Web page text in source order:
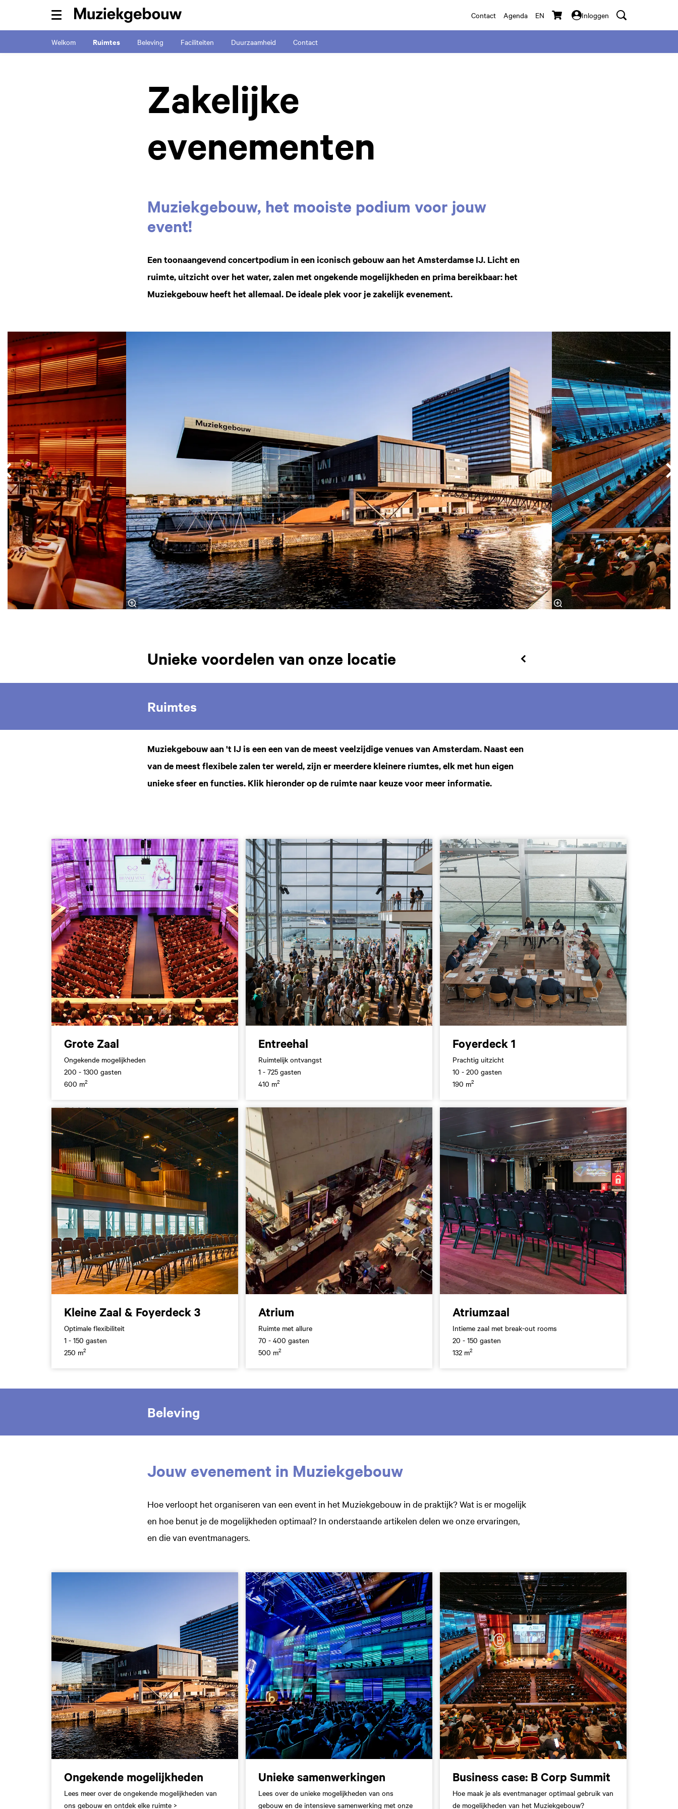
Contact Agenda EN Inloggen
Menu
Welkom Ruimtes Beleving Faciliteiten Duurzaamheid Contact
Zakelijke
evenementen
Muziekgebouw, het mooiste podium voor jouw
event!
Een toonaangevend concertpodium in een iconisch gebouw aan het Amsterdamse IJ. Licht en
ruimte, uitzicht over het water, zalen met ongekende mogelijkheden en prima bereikbaar: het
Muziekgebouw heeft het allemaal. De ideale plek voor je zakelijk evenement.
Overslaan
Unieke voordelen van onze locatie
Ruimtes
Muziekgebouw aan 't IJ is een een van de meest veelzijdige venues van Amsterdam. Naast een
van de meest flexibele zalen ter wereld, zijn er meerdere kleinere riumtes, elk met hun eigen
unieke sfeer en functies. Klik hieronder op de ruimte naar keuze voor meer informatie.
Grote Zaal
Ongekende mogelijkheden
200 - 1300 gasten
600 m2
Entreehal
Ruimtelijk ontvangst
1 - 725 gasten
410 m2
Foyerdeck 1
Prachtig uitzicht
10 - 200 gasten
190 m2
Kleine Zaal & Foyerdeck 3
Optimale flexibiliteit
1 - 150 gasten
250 m2
Atrium
Ruimte met allure
70 - 400 gasten
500 m2
Atriumzaal
Intieme zaal met break-out rooms
20 - 150 gasten
132 m2
Beleving
Jouw evenement in Muziekgebouw
Hoe verloopt het organiseren van een event in het Muziekgebouw in de praktijk? Wat is er mogelijk
en hoe benut je de mogelijkheden optimaal? In onderstaande artikelen delen we onze ervaringen,
en die van eventmanagers.
Ongekende mogelijkheden
Lees meer over de ongekende mogelijkheden van
ons gebouw en ontdek elke ruimte >
Unieke samenwerkingen
Lees over de unieke mogelijkheden van ons
gebouw en de intensieve samenwerking met onze
Business case: B Corp Summit
Hoe maak je als eventmanager optimaal gebruik van
de mogelijkheden van het Muziekgebouw?